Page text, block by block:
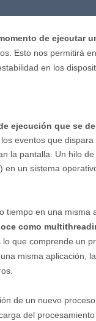
de ejecutar
Esto nos permitirá
en los
ejecución que se
eventos que
la pantalla. Un hilo
un sistema
tiempo en una misma
como
lo que comprende un
misma aplicación,
de un nuevo
del